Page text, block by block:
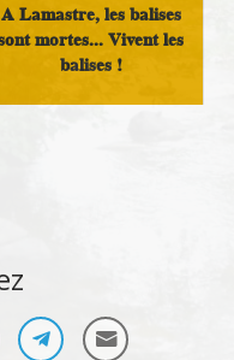
A Lamastre, les balises
mortes... Vivent les
balises !